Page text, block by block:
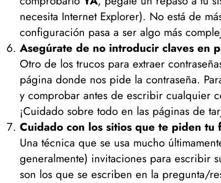
necesita Internet Explorer). No está de
configuración pasa a ser algo más
Asegúrate de no introducir claves en
Otro de los trucos para extraer
página donde nos pide la contraseña.
y comprobar antes de escribir cualquier
¡Cuidado sobre todo en las páginas de
Cuidado con los sitios que te piden tu
Una técnica que se usa mucho
generalmente) invitaciones para escribir
son los que se escriben en la pregunta/